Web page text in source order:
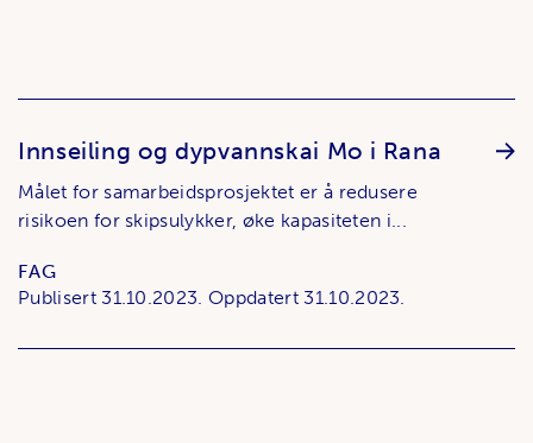
Innseiling og dypvannskai Mo i Rana
Målet for samarbeidsprosjektet er å redusere
risikoen for skipsulykker, øke kapasiteten i...
FAG
Publisert 31.10.2023. Oppdatert 31.10.2023.